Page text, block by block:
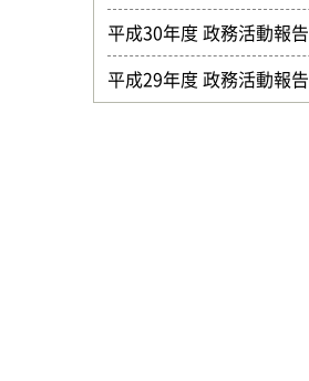
平成30年度 政務活動報告
平成29年度 政務活動報告